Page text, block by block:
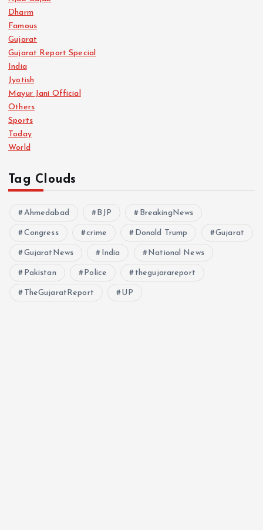
Dharm
Famous
Gujarat
Gujarat Report Special
India
Jyotish
Mayur Jani Official
Others
Sports
Today
World
Tag Clouds
Ahmedabad BJP BreakingNews
Congress crime Donald Trump Gujarat
GujaratNews India National News
Pakistan Police thegujarareport
TheGujaratReport UP